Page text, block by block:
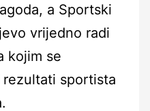
a Sportski
vrijedno radi
kojim se
sportista